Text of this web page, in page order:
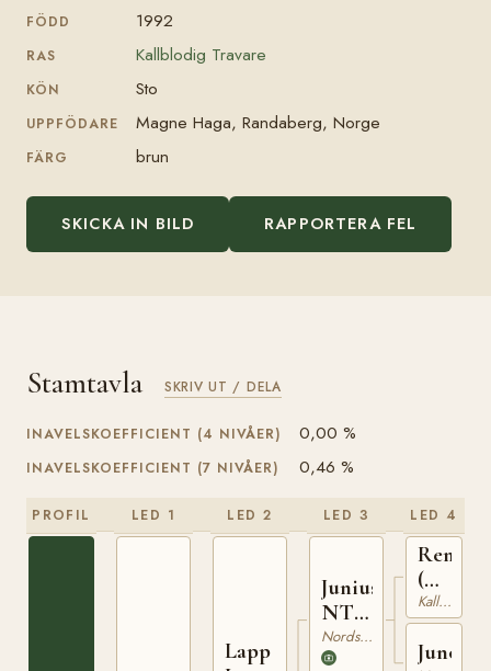
FÖDD 1992
RAS Kallblodig Travare
KÖN Sto
UPPFÖDARE Magne Haga, Randaberg, Norge
FÄRG brun
SKICKA IN BILD RAPPORTERA FEL
Stamtavla SKRIV UT / DELA
INAVELSKOEFFICIENT (4 NIVÅER) 0,00 %
INAVELSKOEFFICIENT (7 NIVÅER) 0,46 %
PROFIL LED 1 LED 2
Lapp
LED 3
Junius
NT
24
Nordsvensk Brukshäst
LED 4
Remin
(NO)
T-
170
Kallblodig Travare
Juno